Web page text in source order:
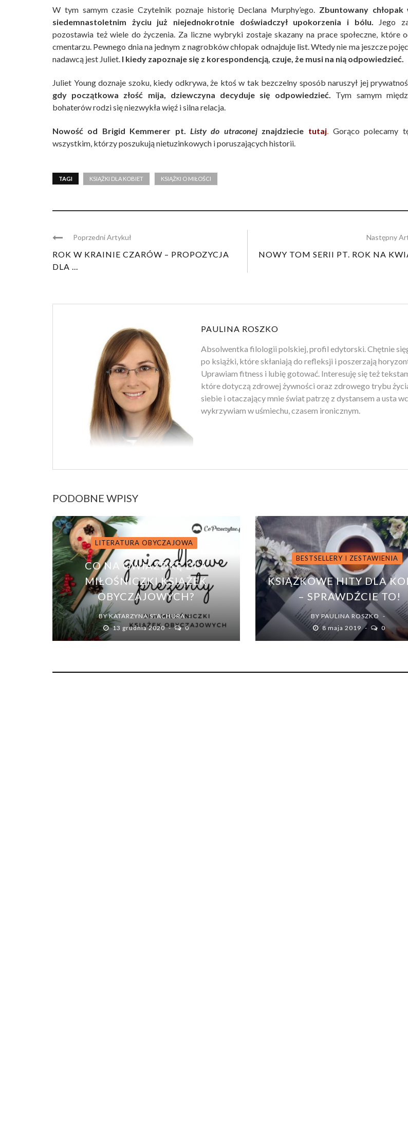
W tym samym czasie Czytelnik poznaje historię Declana Murphy’ego. Zbuntowany chłopak
siedemnastoletnim życiu już niejednokrotnie doświadczył upokorzenia i bólu.
Jego
pozostawia też wiele do życzenia. Za liczne wybryki zostaje skazany na prace społeczne, które
cmentarzu. Pewnego dnia na jednym z nagrobków chłopak odnajduje list. Wtedy nie ma jeszcze
nadawcą jest Juliet. I kiedy zapoznaje się z korespondencją, czuje, że musi na nią odpowiedzieć.
Juliet Young doznaje szoku, kiedy odkrywa, że ktoś w tak bezczelny sposób naruszył jej
gdy początkowa złość mija, dziewczyna decyduje się odpowiedzieć.
Tym samym
bohaterów rodzi się niezwykła więź i silna relacja.
Nowość od Brigid Kemmerer pt. Listy do utraconejznajdziecie tutaj.
Gorąco polecamy
wszystkim, którzy poszukują nietuzinkowych i poruszających historii.
TAGI KSIĄŻKI DLA KOBIET KSIĄŻKI O MIŁOŚCI
Poprzedni Artykuł
ROK W KRAINIE CZARÓW – PROPOZYCJA
DLA ...
Następny
NOWY TOM SERII PT. ROK NA
PAULINA ROSZKO
Absolwentka filologii polskiej, profil edytorski. Chętnie
po książki, które skłaniają do refleksji i poszerzają
Uprawiam fitness i lubię gotować. Interesuję się też
które dotyczą zdrowej żywności oraz zdrowego trybu
siebie i otaczający mnie świat patrzę z dystansem a usta
wykrzywiam w uśmiechu, czasem ironicznym.
PODOBNE WPISY
LITERATURA OBYCZAJOWA
CO NA GWIAZDKĘ DLA
MIŁOŚNICZKI KSIĄŻEK
OBYCZAJOWYCH?
BYKATARZYNA STACHURA
13 grudnia 2020
0
BESTSELLERY I ZESTAWIENIA
KSIĄŻKOWE HITY DLA
– SPRAWDŹCIE TO!
BYPAULINA ROSZKO
8 maja 2019
0